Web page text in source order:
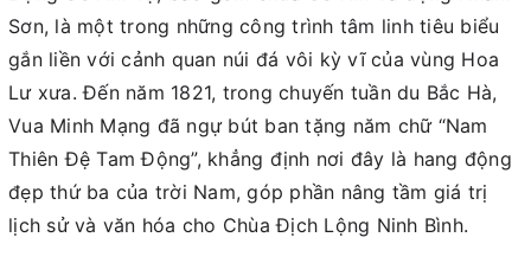
Sơn, là một trong những công trình tâm linh tiêu biểu
gắn liền với cảnh quan núi đá vôi kỳ vĩ của vùng Hoa
Lư xưa. Đến năm 1821, trong chuyến tuần du Bắc Hà,
Vua Minh Mạng đã ngự bút ban tặng năm chữ “Nam
Thiên Đệ Tam Động”, khẳng định nơi đây là hang động
đẹp thứ ba của trời Nam, góp phần nâng tầm giá trị
lịch sử và văn hóa cho Chùa Địch Lộng Ninh Bình.